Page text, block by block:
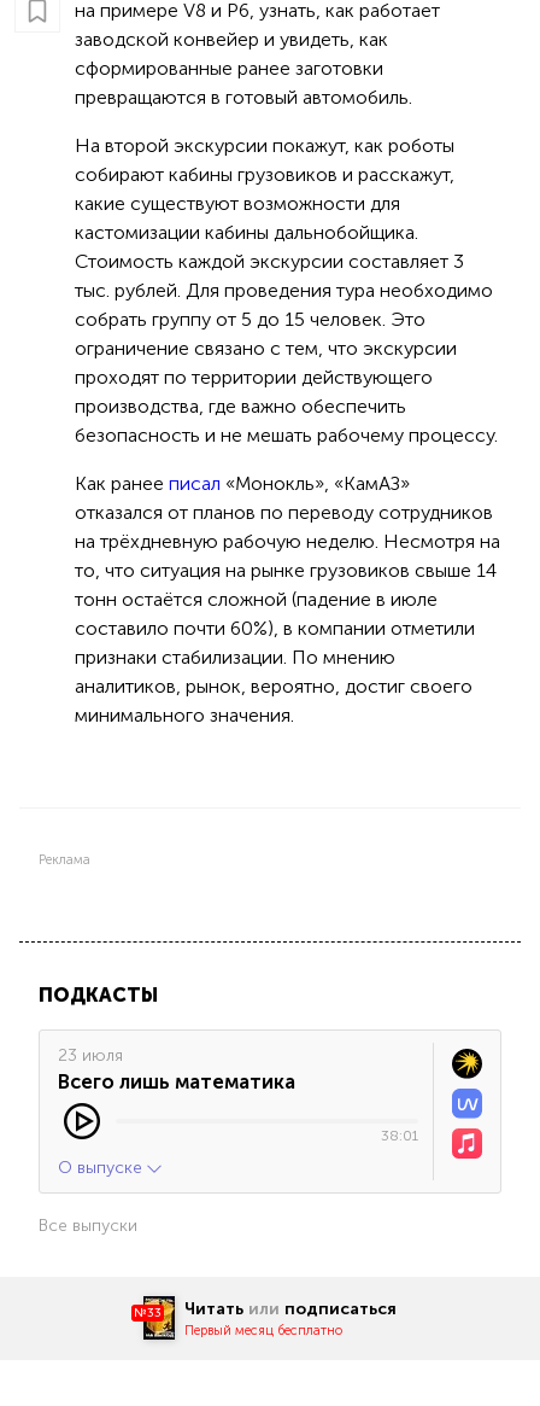
на примере V8 и P6, узнать, как работает
заводской конвейер и увидеть, как
сформированные ранее заготовки
превращаются в готовый автомобиль.
На второй экскурсии покажут, как роботы
собирают кабины грузовиков и расскажут,
какие существуют возможности для
кастомизации кабины дальнобойщика.
Стоимость каждой экскурсии составляет 3
тыс. рублей. Для проведения тура необходимо
собрать группу от 5 до 15 человек. Это
ограничение связано с тем, что экскурсии
проходят по территории действующего
производства, где важно обеспечить
безопасность и не мешать рабочему процессу.
Как ранее писал «Монокль», «КамАЗ»
отказался от планов по переводу сотрудников
на трёхдневную рабочую неделю. Несмотря на
то, что ситуация на рынке грузовиков свыше 14
тонн остаётся сложной (падение в июле
составило почти 60%), в компании отметили
признаки стабилизации. По мнению
аналитиков, рынок, вероятно, достиг своего
минимального значения.
Реклама
ПОДКАСТЫ
23 июля
Всего лишь математика
38:01
О выпуске
Все выпуски
№33 Читать или подписаться
Первый месяц бесплатно